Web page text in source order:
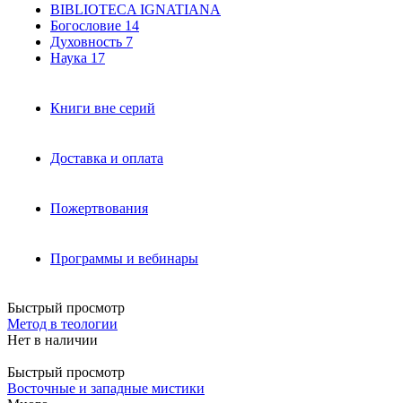
BIBLIOTECA IGNATIANA
Богословие 14
Духовность 7
Наука 17
Книги вне серий
Доставка и оплата
Пожертвования
Программы и вебинары
Быстрый просмотр
Метод в теологии
Нет в наличии
Быстрый просмотр
Восточные и западные мистики